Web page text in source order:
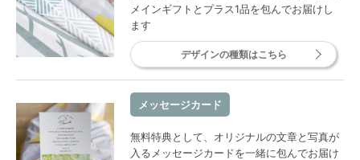
メインギフトとプラス1品を包んでお届けし
ます
デザインの種類はこちら
メッセージカード
無料特典として、オリジナルの文章と写真が
入るメッセージカードを一緒に包んでお届け